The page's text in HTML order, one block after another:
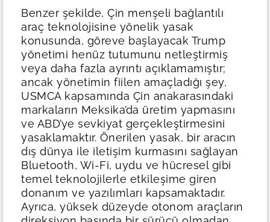
Benzer şekilde, Çin menşeli bağlantılı
araç teknolojisine yönelik yasak
konusunda, göreve başlayacak Trump
yönetimi henüz tutumunu netleştirmiş
veya daha fazla ayrıntı açıklamamıştır;
ancak yönetimin fiilen amaçladığı şey,
USMCA kapsamında Çin anakarasındaki
markaların Meksika’da üretim yapmasını
ve ABD’ye sevkiyat gerçekleştirmesini
yasaklamaktır. Önerilen yasak, bir aracın
dış dünya ile iletişim kurmasını sağlayan
Bluetooth, Wi-Fi, uydu ve hücresel gibi
temel teknolojilerle etkileşime giren
donanım ve yazılımları kapsamaktadır.
Ayrıca, yüksek düzeyde otonom araçların